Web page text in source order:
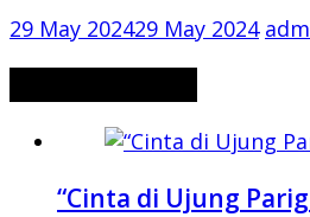
29 May 202429 May 2024
“Cinta di Ujung